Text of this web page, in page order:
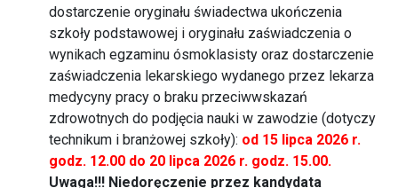
dostarczenie oryginału świadectwa ukończenia
szkoły podstawowej i oryginału zaświadczenia o
wynikach egzaminu ósmoklasisty oraz dostarczenie
zaświadczenia lekarskiego wydanego przez lekarza
medycyny pracy o braku przeciwwskazań
zdrowotnych do podjęcia nauki w zawodzie (dotyczy
technikum i branżowej szkoły): od 15 lipca 2026 r.
godz. 12.00 do 20 lipca 2026 r. godz. 15.00.
Uwaga!!! Niedoręczenie przez kandydata